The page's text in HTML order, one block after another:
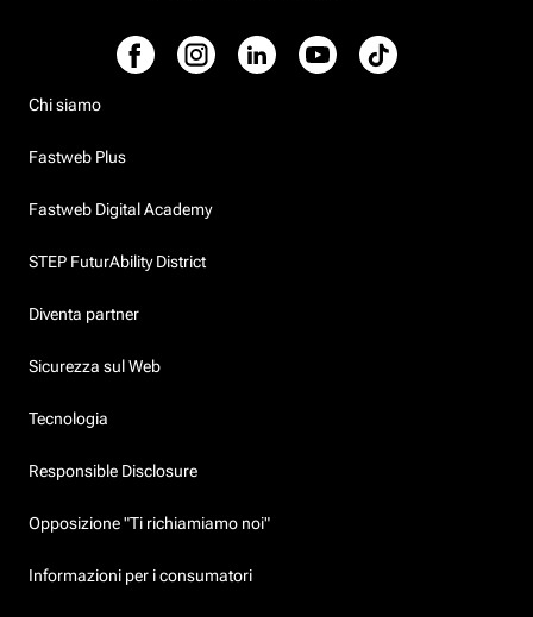
Chi siamo
Fastweb Plus
Fastweb Digital Academy
STEP FuturAbility District
Diventa partner
Sicurezza sul Web
Tecnologia
Responsible Disclosure
Opposizione "Ti richiamiamo noi"
Informazioni per i consumatori